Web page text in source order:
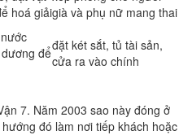
hoá giảigià và phụ nữ mang thai
đểđặt két sắt, tủ tài sản,
cửa ra vào chính
7. Năm 2003 sao này đóng ở
đó làm nơi tiếp khách hoặc